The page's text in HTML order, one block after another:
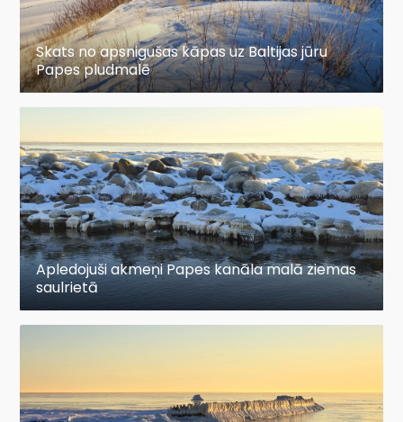
Skats no apsnigušas kāpas uz Baltijas jūru
Papes pludmalē
Apledojuši akmeņi Papes kanāla malā ziemas
saulrietā